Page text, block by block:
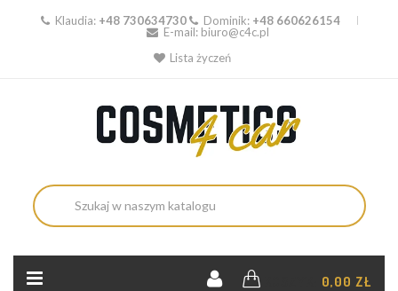
Klaudia: +48 730634730 Dominik: +48 660626154
E-mail: biuro@c4c.pl
Lista życzeń
0,00 ZŁ